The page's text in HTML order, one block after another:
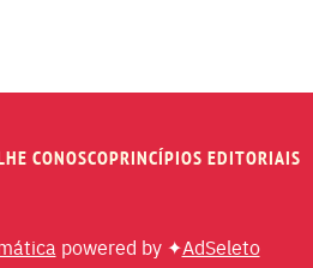
CONOSCOPRINCÍPIOS EDITORIAIS
powered by ✦AdSeleto